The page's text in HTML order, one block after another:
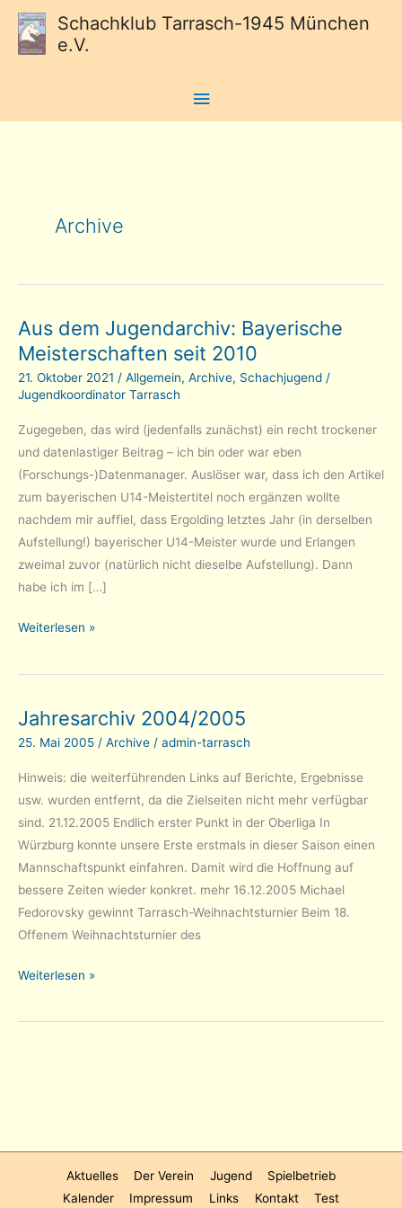
Schachklub Tarrasch-1945 München
e.V.
Hauptmenü
Archive
Aus dem Jugendarchiv: Bayerische
Meisterschaften seit 2010
21. Oktober 2021 / Allgemein, Archive, Schachjugend /
Jugendkoordinator Tarrasch
Zugegeben, das wird (jedenfalls zunächst) ein recht trockener
und datenlastiger Beitrag – ich bin oder war eben
(Forschungs-)Datenmanager. Auslöser war, dass ich den Artikel
zum bayerischen U14-Meistertitel noch ergänzen wollte
nachdem mir auffiel, dass Ergolding letztes Jahr (in derselben
Aufstellung!) bayerischer U14-Meister wurde und Erlangen
zweimal zuvor (natürlich nicht dieselbe Aufstellung). Dann
habe ich im […]
Aus
Jugendarchiv:
Meisterschaften
seit
Weiterlesen »
Jahresarchiv 2004/2005
25. Mai 2005 / Archive / admin-tarrasch
Hinweis: die weiterführenden Links auf Berichte, Ergebnisse
usw. wurden entfernt, da die Zielseiten nicht mehr verfügbar
sind. 21.12.2005 Endlich erster Punkt in der Oberliga In
Würzburg konnte unsere Erste erstmals in dieser Saison einen
Mannschafts­punkt einfahren. Damit wird die Hoffnung auf
bessere Zeiten wieder konkret. mehr 16.12.2005 Michael
Fedorovsky gewinnt Tarrasch-Weihnachtsturnier Beim 18.
Offenem Weihnachts­turnier des
Jahresarchiv
Weiterlesen »
Aktuelles Der Verein Jugend
Spielbetrieb
Kalender
Impressum Links Kontakt Test